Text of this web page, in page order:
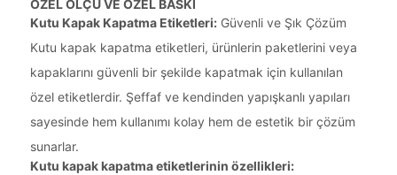
ÖZEL ÖLÇÜ VE ÖZEL BASKI
Kutu Kapak Kapatma Etiketleri: Güvenli ve Şık Çözüm
Kutu kapak kapatma etiketleri, ürünlerin paketlerini veya
kapaklarını güvenli bir şekilde kapatmak için kullanılan
özel etiketlerdir. Şeffaf ve kendinden yapışkanlı yapıları
sayesinde hem kullanımı kolay hem de estetik bir çözüm
sunarlar.
Kutu kapak kapatma etiketlerinin özellikleri: